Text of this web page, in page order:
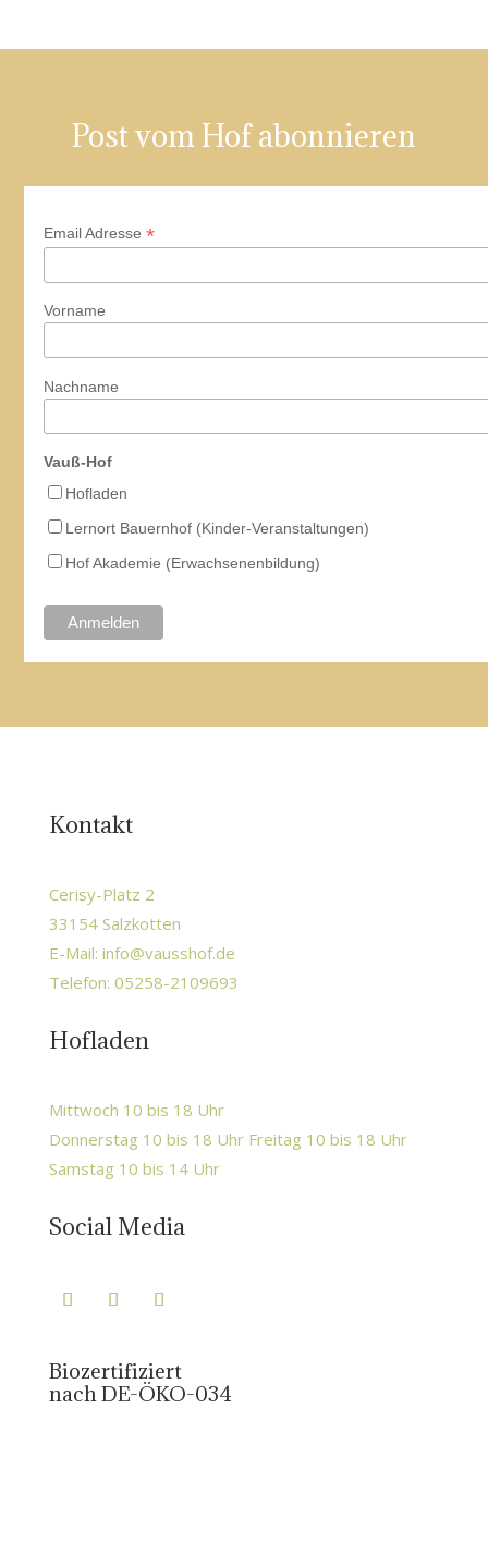
Post vom Hof abonnieren
Email Adresse*
Vorname
Nachname
Vauß-Hof
Hofladen
Lernort Bauernhof (Kinder-Veranstaltungen)
Hof Akademie (Erwachsenenbildung)
Kontakt
Cerisy-Platz 2
33154 Salzkotten
E-Mail: info@vausshof.de
Telefon: 05258-2109693
Hofladen
Mittwoch 10 bis 18 Uhr
Donnerstag 10 bis 18 Uhr Freitag 10 bis 18 Uhr
Samstag 10 bis 14 Uhr
Social Media
Biozertifiziert
nach DE-ÖKO-034